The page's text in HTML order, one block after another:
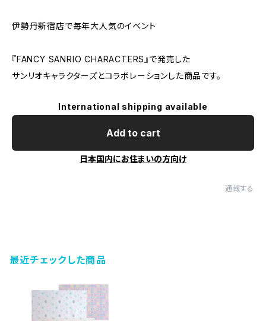
伊勢丹新宿店で毎年大人気のイベント
『FANCY SANRIO CHARACTERS』で発売した
サンリオキャラクターズとコラボレーションした商品です。
International shipping available
Add to cart
日本国内にお住まいの方向け
通報する
最近チェックした商品